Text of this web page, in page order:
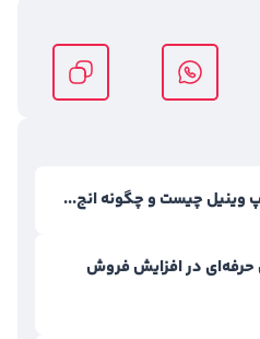
وینیل چیست و چگونه انج...
در افزایش فروش